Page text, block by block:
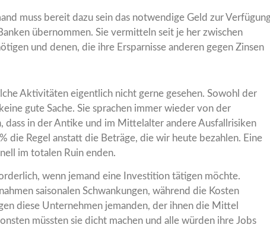
muss bereit dazu sein das notwendige Geld zur
übernommen. Sie vermitteln seit je her zwischen
und denen, die ihre Ersparnisse anderen gegen Zinsen
Aktivitäten eigentlich nicht gerne gesehen. Sowohl der
gute Sache. Sie sprachen immer wieder von der
dass in der Antike und im Mittelalter andere Ausfallrisiken
die Regel anstatt die Beträge, die wir heute bezahlen. Eine
im totalen Ruin enden.
wenn jemand eine Investition tätigen möchte.
saisonalen Schwankungen, während die Kosten
diese Unternehmen jemanden, der ihnen die Mittel
müssten sie dicht machen und alle würden ihre Jobs